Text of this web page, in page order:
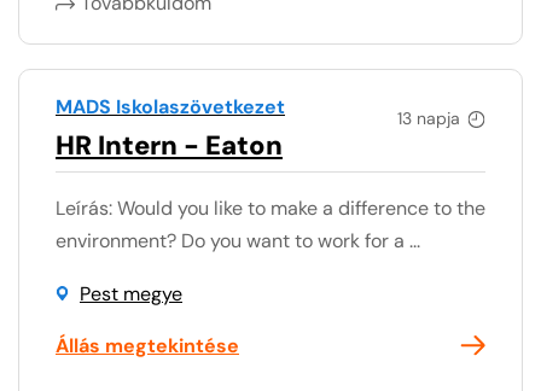
13 napja
MADS Iskolaszövetkezet
HR Intern - Eaton
Leírás: Would you like to make a difference to the
environment? Do you want to work for a ...
Pest megye
Állás megtekintése